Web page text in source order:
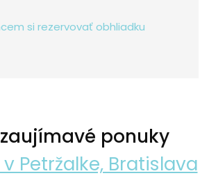
si rezervovať obhliadku
ponuky
Petržalke, Bratislava